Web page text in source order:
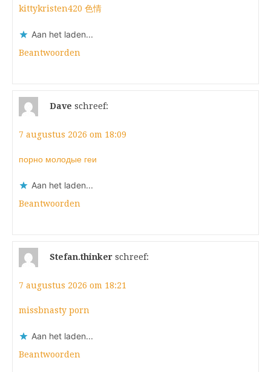
kittykristen420 色情
Aan het laden...
Beantwoorden
Dave schreef:
7 augustus 2026 om 18:09
порно молодые геи
Aan het laden...
Beantwoorden
Stefan.thinker schreef:
7 augustus 2026 om 18:21
missbnasty porn
Aan het laden...
Beantwoorden